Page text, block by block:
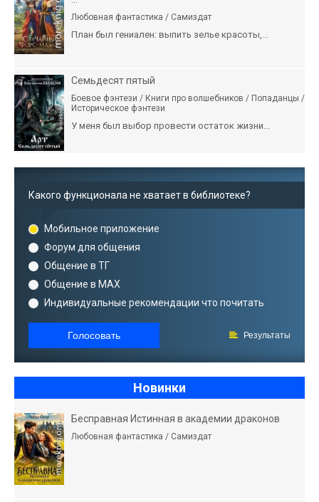
Любовная фантастика / Самиздат
План был гениален: выпить зелье красоты,...
Семьдесят пятый
Боевое фэнтези / Книги про волшебников / Попаданцы /
Историческое фэнтези
У меня был выбор провести остаток жизни...
Какого функционала не хватает в библиотеке?
Мобильное приложение
Форум для общения
Общение в ТГ
Общение в MAX
Индивидуальные рекомендации что почитать
Голосовать Результаты
Новинки
Бесправная Истинная в академии драконов
Любовная фантастика / Самиздат